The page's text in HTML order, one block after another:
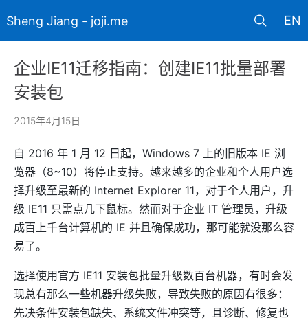
Sheng Jiang - joji.me EN
企业IE11迁移指南：创建IE11批量部署
安装包
2015年4月15日
自 2016 年 1 月 12 日起，Windows 7 上的旧版本 IE 浏
览器（8~10）将停止支持。越来越多的企业和个人用户选
择升级至最新的 Internet Explorer 11，对于个人用户，升
级 IE11 只需点几下鼠标。然而对于企业 IT 管理员，升级
成百上千台计算机的 IE 并且确保成功，那可能就没那么容
易了。
选择使用官方 IE11 安装包批量升级数百台机器，有时会发
现总有那么一些机器升级失败，导致失败的原因有很多：
先决条件安装包缺失、系统文件冲突等，且诊断、修复也